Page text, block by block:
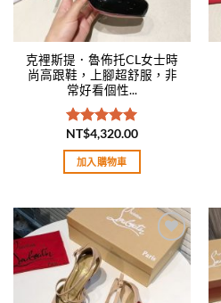
克裡斯提．魯佈托CL女士時
尚高跟鞋，上腳超舒服，非
常好看個性...
評分5.00
滿分 5
NT$4,320.00
加入購物車
Add to
wishlist